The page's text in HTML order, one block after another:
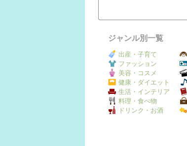
ジャンル別一覧
出産・子育て
ファッション
美容・コスメ
健康・ダイエット
生活・インテリア
料理・食べ物
ドリンク・お酒